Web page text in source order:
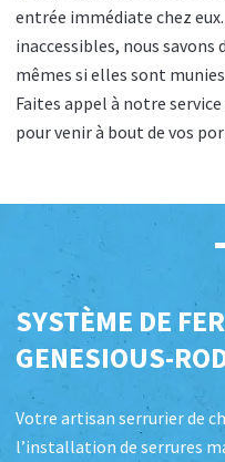
entrée immédiate chez
inaccessibles, nous
mêmes si elles sont
Faites appel à notre
pour venir à bout de vos
SYSTÈME DE
GENESIOUS-
Votre artisan serrurier de
l’installation de serrures